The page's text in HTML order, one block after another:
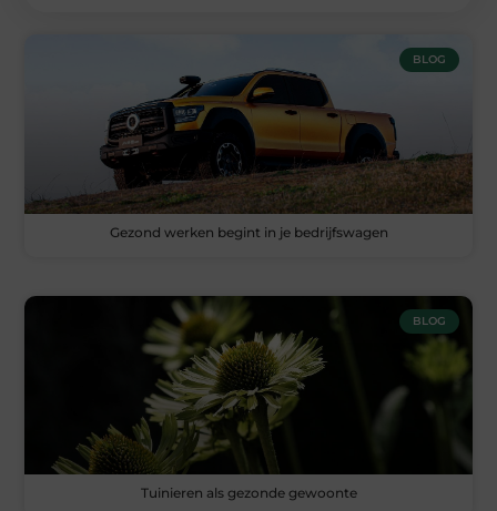
BLOG
Gezond werken begint in je bedrijfswagen
BLOG
Tuinieren als gezonde gewoonte